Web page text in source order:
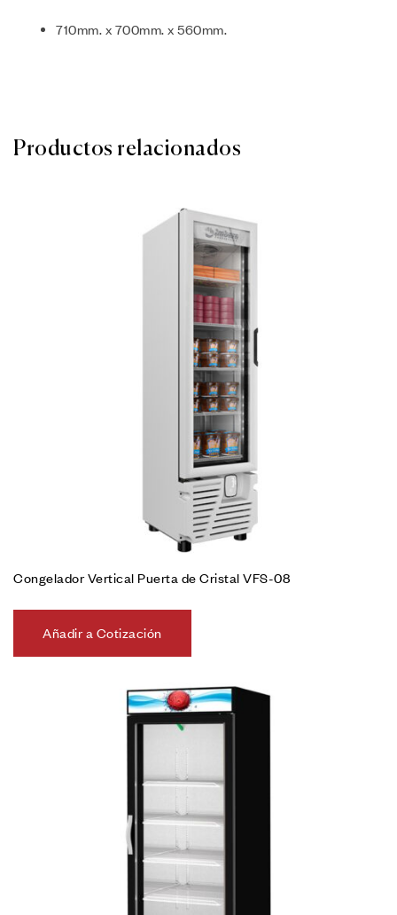
710mm. x 700mm. x 560mm.
Productos relacionados
Congelador Vertical Puerta de Cristal VFS-08
Añadir a Cotización